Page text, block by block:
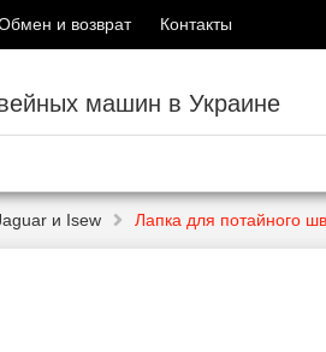
и возврат Контакты
машин в Украине
и Isew Лапка для потайного